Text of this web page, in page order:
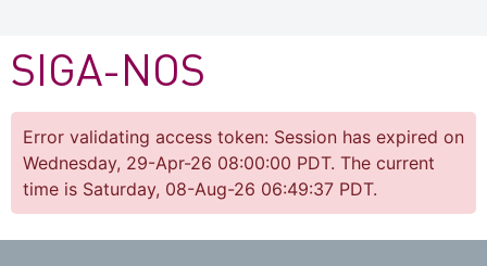
SIGA-NOS
Error validating access token: Session has expired on
Wednesday, 29-Apr-26 08:00:00 PDT. The current
time is Saturday, 08-Aug-26 06:49:37 PDT.